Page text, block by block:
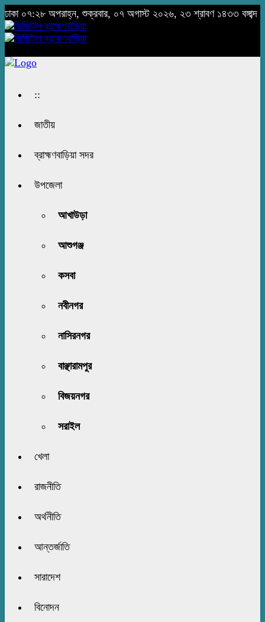
ঢাকা ০৭:২৮ অপরাহ্ন, শুক্রবার, ০৭ অগাস্ট ২০২৬, ২৩ শ্রাবণ ১৪৩৩ বঙ্গাব্দ
::
জাতীয়
ব্রাহ্মণবাড়িয়া সদর
উপজেলা
আখাউড়া
আশুগঞ্জ
কসবা
নবীনগর
নাসিরনগর
বাঞ্ছারামপুর
বিজয়নগর
সরাইল
খেলা
রাজনীতি
অর্থনীতি
আন্তর্জাতি
সারাদেশ
বিনোদন